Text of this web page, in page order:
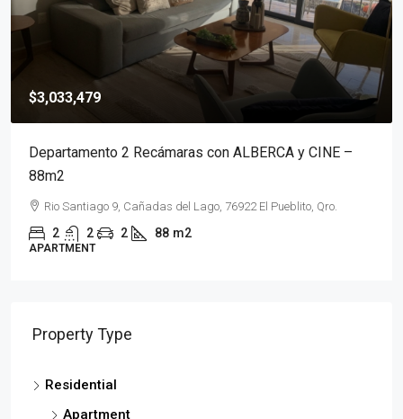
$3,033,479
Departamento 2 Recámaras con ALBERCA y CINE –
88m2
Rio Santiago 9, Cañadas del Lago, 76922 El Pueblito, Qro.
2 2 2 88 m2
APARTMENT
Property Type
Residential
Apartment